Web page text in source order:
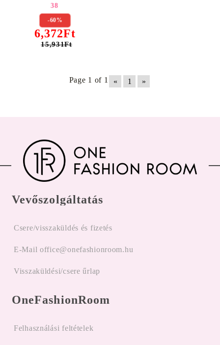
38
-60%
6,372Ft
15,931Ft
Page 1 of 1 « 1 »
Vevőszolgáltatás
Csere/visszaküldés és fizetés
E-Mail office@onefashionroom.hu
Visszaküldési/csere űrlap
OneFashionRoom
Felhasználási feltételek